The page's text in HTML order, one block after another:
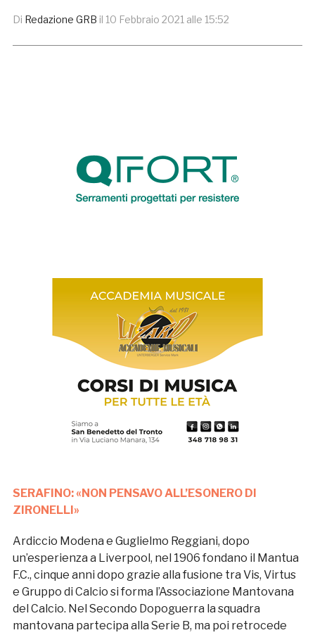
Di Redazione GRB il 10 Febbraio 2021 alle 15:52
SERAFINO: «NON PENSAVO ALL’ESONERO DI
ZIRONELLI»
Ardiccio Modena e Guglielmo Reggiani, dopo
un’esperienza a Liverpool, nel 1906 fondano il Mantua
F.C., cinque anni dopo grazie alla fusione tra Vis, Virtus
e Gruppo di Calcio si forma l’Associazione Mantovana
del Calcio. Nel Secondo Dopoguerra la squadra
mantovana partecipa alla Serie B, ma poi retrocede